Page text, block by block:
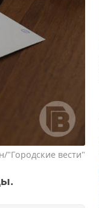
"Городские вести"